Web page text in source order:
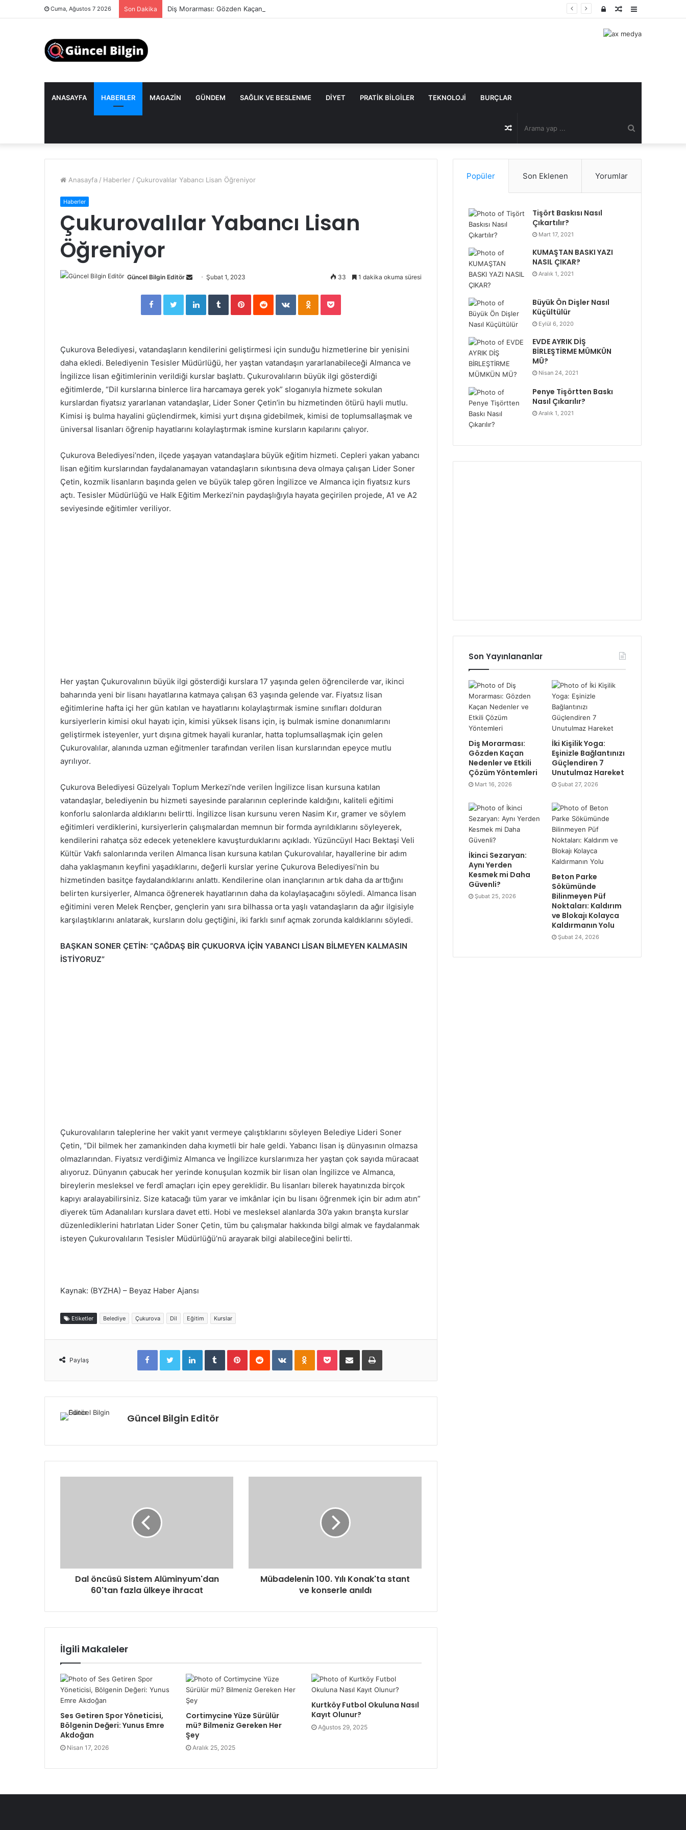
Cuma, Ağustos 7 2026 Son Dakika Diş Morarması: Gözden Kaçan Nedenler ve Etkili Çözüm Yöntemleri Rastgele
Kayıt
Ol
ANASAYFA HABERLER MAGAZIN GÜNDEM SAĞLIK VE BESLENME DIYET PRATIK BILGILER TEKNOLOJI BURÇLAR
yap
Rastgele
Makale
Anasayfa / Haberler / Çukurovalılar Yabancı Lisan Öğreniyor
Haberler
Çukurovalılar Yabancı Lisan
Öğreniyor
Güncel Bilgin Editör
n
d
e
m
a
i
l
Şubat 1, 2023 33 1 dakika okuma süresi
Facebook Twitter LinkedIn Tumblr Pinterest Reddit VKontakte
Çukurova Belediyesi, vatandaşların kendilerini geliştirmesi için sunduğu hizmetlerine bir yenisini
daha ekledi. Belediyenin Tesisler Müdürlüğü, her yaştan vatandaşın yararlanabileceği Almanca ve
İngilizce lisan eğitimlerinin verildiği kurslar başlattı. Çukurovalıların büyük ilgi gösterdiği
eğitimlerde, “Dil kurslarına binlerce lira harcamaya gerek yok” sloganıyla hizmete sokulan
kurslardan fiyatsız yararlanan vatandaşlar, Lider Soner Çetin’in bu hizmetinden ötürü hayli mutlu.
Kimisi iş bulma hayalini güçlendirmek, kimisi yurt dışına gidebilmek, kimisi de toplumsallaşmak ve
üniversal lisanları öğrenip hayatlarını kolaylaştırmak ismine kursların kapılarını çalıyor.
Çukurova Belediyesi’nden, ilçede yaşayan vatandaşlara büyük eğitim hizmeti. Cepleri yakan yabancı
lisan eğitim kurslarından faydalanamayan vatandaşların sıkıntısına deva olmaya çalışan Lider Soner
Çetin, kozmik lisanların başında gelen ve büyük talep gören İngilizce ve Almanca için fiyatsız kurs
açtı. Tesisler Müdürlüğü ve Halk Eğitim Merkezi’nin paydaşlığıyla hayata geçirilen projede, A1 ve A2
seviyesinde eğitimler veriliyor.
Her yaştan Çukurovalının büyük ilgi gösterdiği kurslara 17 yaşında gelen öğrencilerde var, ikinci
baharında yeni bir lisanı hayatlarına katmaya çalışan 63 yaşında gelende var. Fiyatsız lisan
eğitimlerine hafta içi her gün katılan ve hayatlarını kolaylaştırmak ismine sınıfları dolduran
kursiyerlerin kimisi okul hayatı için, kimisi yüksek lisans için, iş bulmak ismine donanımlarını
geliştirmek isteyenler, yurt dışına gitmek hayali kuranlar, hatta toplumsallaşmak için gelen
Çukurovalılar, alanında uzman eğitmenler tarafından verilen lisan kurslarından epeyce mutlu
ayrılıyor.
Çukurova Belediyesi Güzelyalı Toplum Merkezi’nde verilen İngilizce lisan kursuna katılan
vatandaşlar, belediyenin bu hizmeti sayesinde paralarının ceplerinde kaldığını, kaliteli eğitimi
konforlu salonlarda aldıklarını belirtti. İngilizce lisan kursunu veren Nasim Kır, gramer ve söylem
eğitimleri verdiklerini, kursiyerlerin çalışmalardan memnun bir formda ayrıldıklarını söyleyerek,
kendilerini rahatça söz edecek yeteneklere kavuşturduklarını açıkladı. Yüzüncüyıl Hacı Bektaşi Veli
Kültür Vakfı salonlarında verilen Almanca lisan kursuna katılan Çukurovalılar, hayallerine bir adım
daha yaklaşmanın keyfini yaşadıklarını, değerli kurslar yerine Çukurova Belediyesi’nin bu
hizmetinden basitçe faydalandıklarını anlattı. Kendilerine olan inançlarının artık daha da arttığını
belirten kursiyerler, Almanca öğrenerek hayatlarının daha da kolaylaşacağını söyledi. Almanca lisan
eğitimini veren Melek Rençber, gençlerin yanı sıra bilhassa orta yaşlı vatandaşların da ağır ilgisiyle
karşılaştıklarını anlatarak, kursların dolu geçtiğini, iki farklı sınıf açmak zorunda kaldıklarını söyledi.
BAŞKAN SONER ÇETİN: “ÇAĞDAŞ BİR ÇUKUORVA İÇİN YABANCI LİSAN BİLMEYEN KALMASIN
İSTİYORUZ”
Çukurovalıların taleplerine her vakit yanıt vermeye çalıştıklarını söyleyen Belediye Lideri Soner
Çetin, “Dil bilmek her zamankinden daha kıymetli bir hale geldi. Yabancı lisan iş dünyasının olmazsa
olmazlarından. Fiyatsız verdiğimiz Almanca ve İngilizce kurslarımıza her yaştan çok sayıda müracaat
alıyoruz. Dünyanın çabucak her yerinde konuşulan kozmik bir lisan olan İngilizce ve Almanca,
bireylerin mesleksel ve ferdî amaçları için epey gereklidir. Bu lisanları bilerek hayatınızda birçok
kapıyı aralayabilirsiniz. Size katacağı tüm yarar ve imkânlar için bu lisanı öğrenmek için bir adım atın”
diyerek tüm Adanalıları kurslara davet etti. Hobi ve mesleksel alanlarda 30’a yakın branşta kurslar
düzenlediklerini hatırlatan Lider Soner Çetin, tüm bu çalışmalar hakkında bilgi almak ve faydalanmak
isteyen Çukurovalıların Tesisler Müdürlüğü’nü arayarak bilgi alabileceğini belirtti.
Kaynak: (BYZHA) – Beyaz Haber Ajansı
Etiketler Belediye Çukurova Dil Eğitim Kurslar
Paylaş
Facebook Twitter LinkedIn Tumblr Pinterest Reddit VKontakte Odnoklassniki Pocket E-Posta ile paylaş Yazdır
Güncel Bilgin Editör
Dal öncüsü Sistem Alüminyum'dan
60'tan fazla ülkeye ihracat
Mübadelenin 100. Yılı Konak'ta stant
ve konserle anıldı
İlgili Makaleler
Ses Getiren Spor Yöneticisi,
Bölgenin Değeri: Yunus Emre
Akdoğan
Nisan 17, 2026
Cortimycine Yüze Sürülür
mü? Bilmeniz Gereken Her
Şey
Aralık 25, 2025
Kurtköy Futbol Okuluna Nasıl
Kayıt Olunur?
Ağustos 29, 2025
Popüler Son Eklenen Yorumlar
Tişört Baskısı Nasıl
Çıkartılır?
Mart 17, 2021
KUMAŞTAN BASKI YAZI
NASIL ÇIKAR?
Aralık 1, 2021
Büyük Ön Dişler Nasıl
Küçültülür
Eylül 6, 2020
EVDE AYRIK DİŞ
BİRLEŞTİRME MÜMKÜN
MÜ?
Nisan 24, 2021
Penye Tişörtten Baskı
Nasıl Çıkarılır?
Aralık 1, 2021
Son Yayınlananlar
Diş Morarması:
Gözden Kaçan
Nedenler ve Etkili
Çözüm Yöntemleri
Mart 16, 2026
İki Kişilik Yoga:
Eşinizle Bağlantınızı
Güçlendiren 7
Unutulmaz Hareket
Şubat 27, 2026
İkinci Sezaryan:
Aynı Yerden
Kesmek mi Daha
Güvenli?
Şubat 25, 2026
Beton Parke
Sökümünde
Bilinmeyen Püf
Noktaları: Kaldırım
ve Blokajı Kolayca
Kaldırmanın Yolu
Şubat 24, 2026